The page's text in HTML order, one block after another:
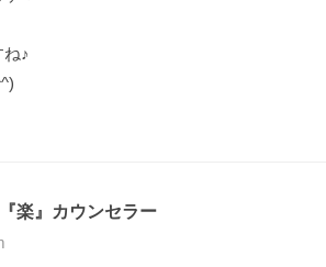
♪
楽』カウンセラー